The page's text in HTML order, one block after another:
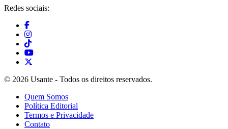
Redes sociais:
© 2026 Usante - Todos os direitos reservados.
Quem Somos
Política Editorial
Termos e Privacidade
Contato